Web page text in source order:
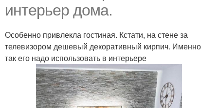
интерьер дома.
Особенно привлекла гостиная. Кстати, на стене за
телевизором дешевый декоративный кирпич. Именно
так его надо использовать в интерьере